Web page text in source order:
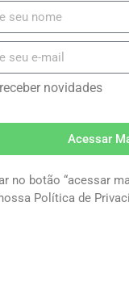
novidades
Acessar
no botão “acessar
Política de